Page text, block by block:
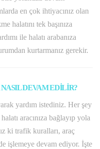
en çok ihtiyacınız olan
halatını tek başınıza
ile halatı arabanıza
kurtarmanız gerekir.
DEVAM EDİLİR?
yardım istediniz. Her şey
aracınıza bağlayıp yola
ki trafik kuralları, araç
işlemeye devam ediyor. İşte